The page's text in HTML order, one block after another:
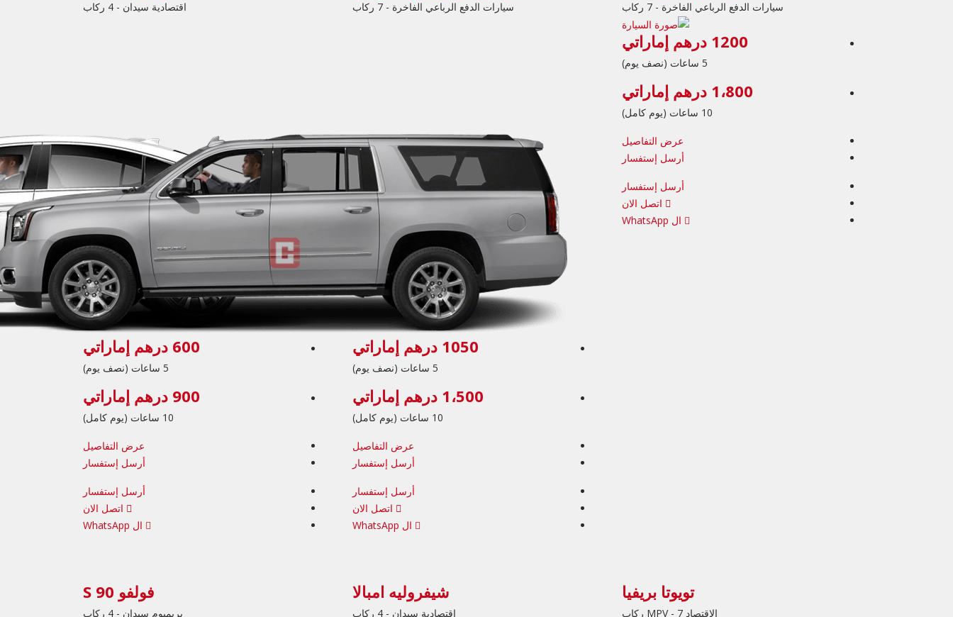
اقتصادية سيدان - 4 ركاب
600 درهم إماراتي
5 ساعات (نصف يوم)
900 درهم إماراتي
10 ساعات (يوم كامل)
عرض التفاصيل
أرسل إستفسار
أرسل إستفسار
اتصل الان
ال WhatsApp
سيارات الدفع الرباعي الفاخرة - 7 ركاب
1050 درهم إماراتي
5 ساعات (نصف يوم)
1،500 درهم إماراتي
10 ساعات (يوم كامل)
عرض التفاصيل
أرسل إستفسار
أرسل إستفسار
اتصل الان
ال WhatsApp
سيارات الدفع الرباعي الفاخرة - 7 ركاب
1200 درهم إماراتي
5 ساعات (نصف يوم)
1،800 درهم إماراتي
10 ساعات (يوم كامل)
عرض التفاصيل
أرسل إستفسار
أرسل إستفسار
اتصل الان
ال WhatsApp
فولفو S 90
بريميوم سيدان - 4 ركاب
شيفروليه امبالا
اقتصادية سيدان - 4 ركاب
تويوتا بريفيا
الاقتصاد MPV - 7 ركاب